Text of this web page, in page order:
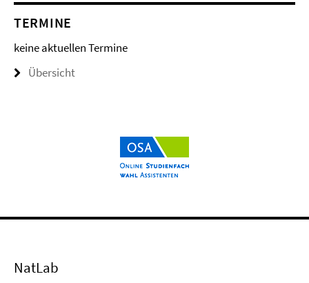
TERMINE
keine aktuellen Termine
Übersicht
NatLab